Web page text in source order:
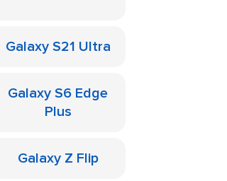
Galaxy S21 Ultra
Galaxy S6 Edge
Plus
Galaxy Z Flip